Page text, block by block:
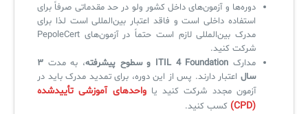
دوره‌ها و آزمون‌های داخل کشور ولو در حد مقدماتی صرفاً برای
استفاده داخلی است و فاقد اعتبار بین‌المللی است لذا برای
مدرک بین‌المللی لازم است حتماً در آزمون‌های PepoleCert
شرکت کنید.
مدارک ITIL 4 Foundation و سطوح پیشرفته ، به مدت ۳
سال اعتبار دارند. پس از این دوره، برای تمدید مدرک باید در
آزمون مجدد شرکت کنید یاواحدهای آموزشی تأییدشده
(CPD)
کسب کنید.